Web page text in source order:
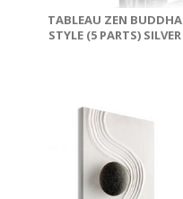
TABLEAU ZEN BUDDHA
STYLE (5 PARTS) SILVER